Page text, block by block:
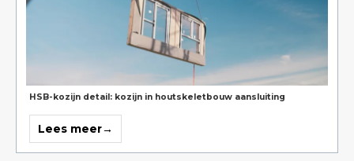
HSB-kozijn detail: kozijn in houtskeletbouw aansluiting
Lees meer→
over
HSB-